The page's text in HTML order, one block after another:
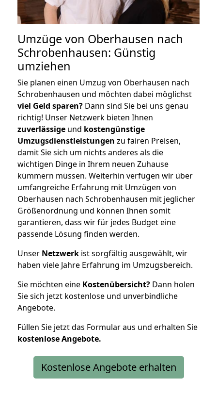
Umzüge von Oberhausen nach
Schrobenhausen: Günstig
umziehen
Sie planen einen Umzug von Oberhausen nach
Schrobenhausen und möchten dabei möglichst
viel Geld sparen? Dann sind Sie bei uns genau
richtig! Unser Netzwerk bieten Ihnen
zuverlässige und kostengünstige
Umzugsdienstleistungen zu fairen Preisen,
damit Sie sich um nichts anderes als die
wichtigen Dinge in Ihrem neuen Zuhause
kümmern müssen. Weiterhin verfügen wir über
umfangreiche Erfahrung mit Umzügen von
Oberhausen nach Schrobenhausen mit jeglicher
Größenordnung und können Ihnen somit
garantieren, dass wir für jedes Budget eine
passende Lösung finden werden.
Unser Netzwerk ist sorgfältig ausgewählt, wir
haben viele Jahre Erfahrung im Umzugsbereich.
Sie möchten eine Kostenübersicht? Dann holen
Sie sich jetzt kostenlose und unverbindliche
Angebote.
Füllen Sie jetzt das Formular aus und erhalten Sie
kostenloseAngebote.
Kostenlose Angebote erhalten